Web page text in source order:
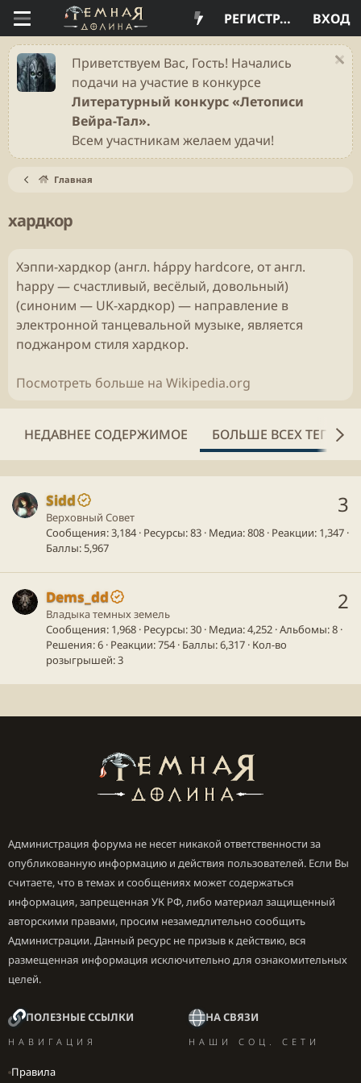
ВХОД
РЕГИСТРАЦИЯ
Приветствуем Вас, Гость! Начались
подачи на участие в конкурсе
Литературный конкурс «Летописи
Вейра-Тал».
Всем участникам желаем удачи!
Главная
хардкор
Хэппи-хардкор (англ. háppy hardcore, от англ.
happy — счастливый, весёлый, довольный)
(синоним — UK-хардкор) — направление в
электронной танцевальной музыке, является
поджанром стиля хардкор.
Посмотреть больше на Wikipedia.org
НЕДАВНЕЕ СОДЕРЖИМОЕ БОЛЬШЕ ВСЕХ ТЕГОВ
3
Sidd
Верховный Совет
Сообщения 3,184 Ресурсы 83 Медиа 808 Реакции 1,347
Баллы 5,967
2
Dems_dd
Владыка темных земель
Сообщения 1,968 Ресурсы 30 Медиа 4,252 Альбомы 8
Решения 6 Реакции 754 Баллы 6,317 Кол-во
розыгрышей 3
Администрация форума не несет никакой ответственности за
опубликованную информацию и действия пользователей. Если Вы
считаете, что в темах и сообщениях может содержаться
информация, запрещенная УК РФ, либо материал защищенный
авторскими правами, просим незамедлительно сообщить
Администрации. Данный ресурс не призыв к действию, вся
размещенная информация исключительно для ознакомительных
целей.
ПОЛЕЗНЫЕ ССЫЛКИ
НАВИГАЦИЯ
Правила
НА СВЯЗИ
НАШИ СОЦ. СЕТИ